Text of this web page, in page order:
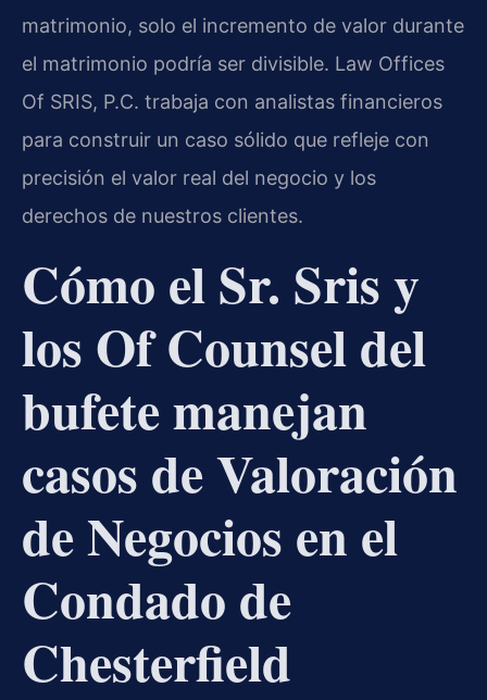
matrimonio, solo el incremento de valor durante
el matrimonio podría ser divisible. Law Offices
Of SRIS, P.C. trabaja con analistas financieros
para construir un caso sólido que refleje con
precisión el valor real del negocio y los
derechos de nuestros clientes.
Cómo el Sr. Sris y
los Of Counsel del
bufete manejan
casos de Valoración
de Negocios en el
Condado de
Chesterfield